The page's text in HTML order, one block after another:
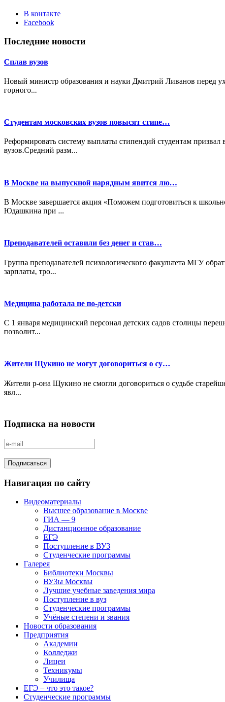
В контакте
Facebook
Последние новости
Сплав вузов
Новый министр образования и науки Дмитрий Ливанов перед
горного...
Студентам московских вузов повысят стипе…
Реформировать систему выплаты стипендий студентам
вузов.Средний разм...
В Москве на выпускной нарядным явится лю…
В Москве завершается акция «Поможем подготовиться к
Юдашкина при ...
Преподавателей оставили без денег и став…
Группа преподавателей психологического факультета МГУ
зарплаты, тро...
Медицина работала не по-детски
С 1 января медицинский персонал детских садов столицы
позволит...
Жители Щукино не могут договориться о су…
Жители р-она Щукино не смогли договориться о судьбе
явл...
Подписка на новости
Навигация по сайту
Видеоматериалы
Высшее образование в Москве
ГИА — 9
Дистанционное образование
ЕГЭ
Поступление в ВУЗ
Студенческие программы
Галерея
Библиотеки Москвы
ВУЗы Москвы
Лучшие учебные заведения мира
Поступление в вуз
Студенческие программы
Учёные степени и звания
Новости образования
Предприятия
Академии
Колледжи
Лицеи
Техникумы
Училища
ЕГЭ – что это такое?
Студенческие программы